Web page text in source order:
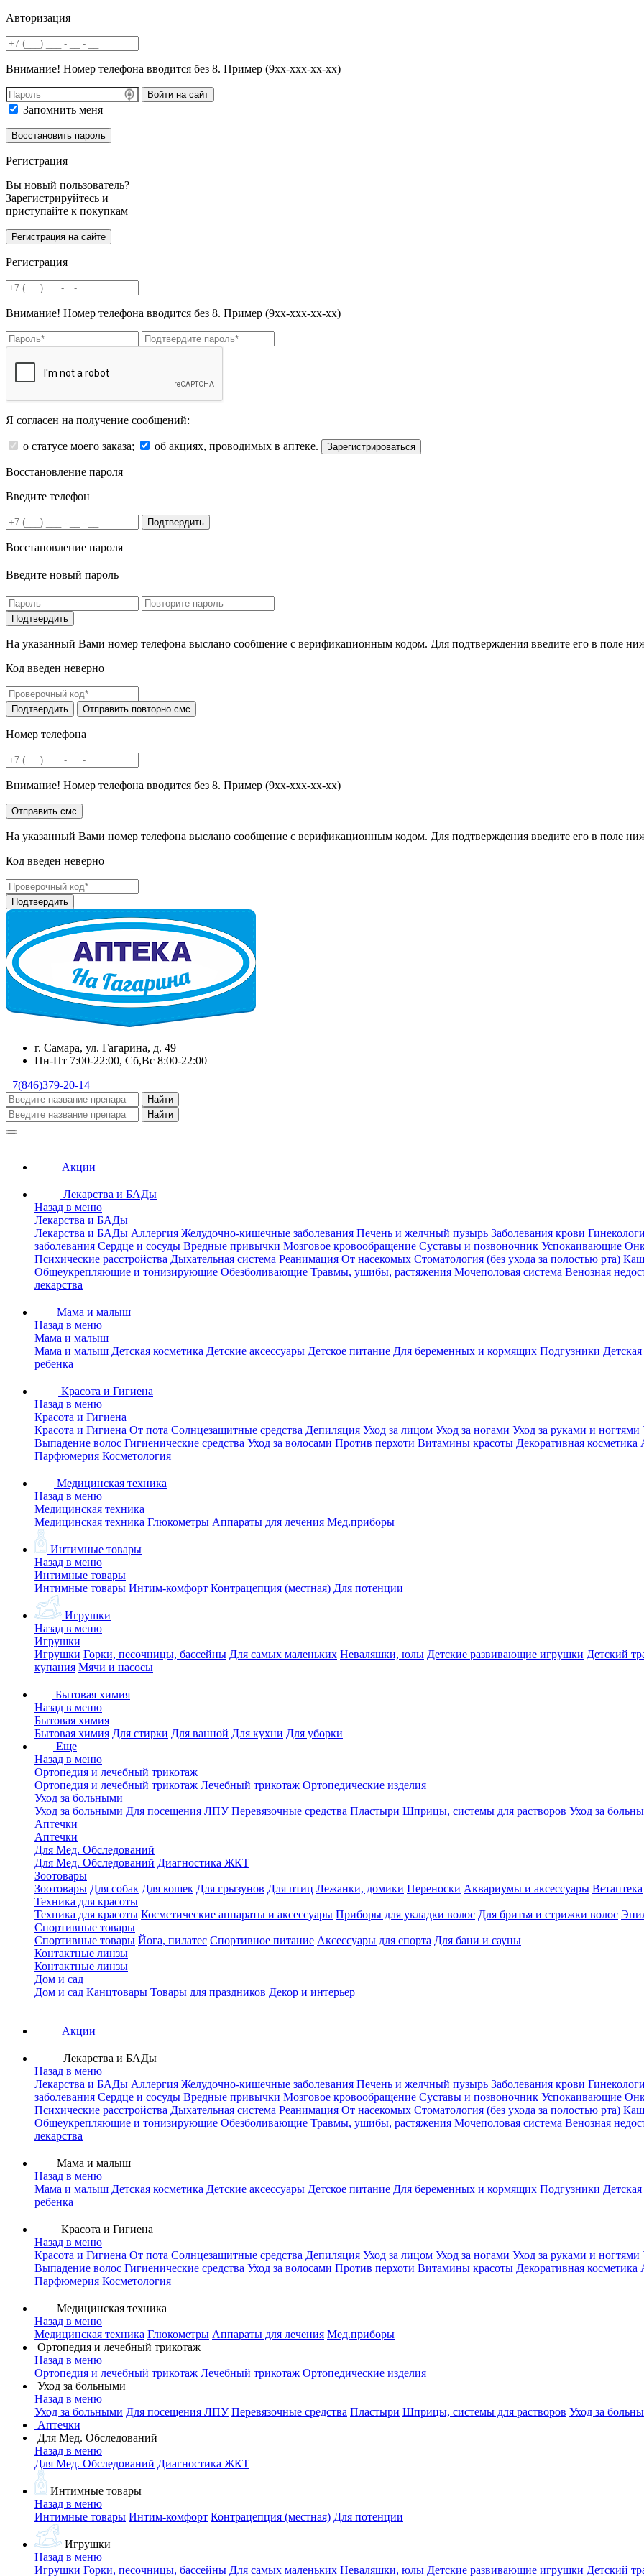
Авторизация
Внимание! Номер телефона вводится без 8. Пример (9хх-ххх-хх-хх)
Войти на сайт
Запомнить меня
Регистрация
Вы новый пользователь?
Зарегистрируйтесь и
приступайте к покупкам
Регистрация
Внимание! Номер телефона вводится без 8. Пример (9хх-ххх-хх-хх)
Я согласен на получение сообщений:
о статусе моего заказа; об акциях, проводимых в аптеке. Зарегистрироваться
Восстановление пароля
Введите телефон
Подтвердить
Восстановление пароля
Введите новый пароль
На указанный Вами номер телефона выслано сообщение с верификационным кодом. Для подтверждения введите его в поле
Код введен неверно
Номер телефона
Внимание! Номер телефона вводится без 8. Пример (9хх-ххх-хх-хх)
На указанный Вами номер телефона выслано сообщение с верификационным кодом. Для подтверждения введите его в поле
Код введен неверно
г. Самара, ул. Гагарина, д. 49
Пн-Пт 7:00-22:00, Сб,Вс 8:00-22:00
+7(846)379-20-14
Найти
Найти
Акции
Лекарства и БАДы
Назад в меню
Лекарства и БАДы
Лекарства и БАДы Аллергия Желудочно-кишечные заболевания Печень и желчный пузырь Заболевания крови
заболевания Сердце и сосуды Вредные привычки Мозговое кровообращение Суставы и позвоночник Успокаивающие
Психические расстройства Дыхательная система Реанимация От насекомых Стоматология (без ухода за полостью рта)
Общеукрепляющие и тонизирующие Обезболивающие Травмы, ушибы, растяжения Мочеполовая система Венозная
лекарства
Мама и малыш
Назад в меню
Мама и малыш
Мама и малыш Детская косметика Детские аксессуары Детское питание Для беременных и кормящих Подгузники
ребенка
Красота и Гигиена
Назад в меню
Красота и Гигиена
Красота и Гигиена От пота Солнцезащитные средства Депиляция Уход за лицом Уход за ногами Уход за руками и ногтями
Выпадение волос Гигиенические средства Уход за волосами Против перхоти Витамины красоты Декоративная косметика
Парфюмерия Косметология
Медицинская техника
Назад в меню
Медицинская техника
Медицинская техника Глюкометры Аппараты для лечения Мед.приборы
Интимные товары
Назад в меню
Интимные товары
Интимные товары Интим-комфорт Контрацепция (местная) Для потенции
Игрушки
Назад в меню
Игрушки
Игрушки Горки, песочницы, бассейны Для самых маленьких Неваляшки, юлы Детские развивающие игрушки Детский
купания Мячи и насосы
Бытовая химия
Назад в меню
Бытовая химия
Бытовая химия Для стирки Для ванной Для кухни Для уборки
Еще
Назад в меню
Ортопедия и лечебный трикотаж
Ортопедия и лечебный трикотаж Лечебный трикотаж Ортопедические изделия
Уход за больными
Уход за больными Для посещения ЛПУ Перевязочные средства Пластыри Шприцы, системы для растворов Уход за
Аптечки
Аптечки
Для Мед. Обследований
Для Мед. Обследований Диагностика ЖКТ
Зоотовары
Зоотовары Для собак Для кошек Для грызунов Для птиц Лежанки, домики Переноски Аквариумы и аксессуары Ветаптека
Техника для красоты
Техника для красоты Косметические аппараты и аксессуары Приборы для укладки волос Для бритья и стрижки волос
Спортивные товары
Спортивные товары Йога, пилатес Спортивное питание Аксессуары для спорта Для бани и сауны
Контактные линзы
Контактные линзы
Дом и сад
Дом и сад Канцтовары Товары для праздников Декор и интерьер
Акции
Лекарства и БАДы
Назад в меню
Лекарства и БАДы Аллергия Желудочно-кишечные заболевания Печень и желчный пузырь Заболевания крови
заболевания Сердце и сосуды Вредные привычки Мозговое кровообращение Суставы и позвоночник Успокаивающие
Психические расстройства Дыхательная система Реанимация От насекомых Стоматология (без ухода за полостью рта)
Общеукрепляющие и тонизирующие Обезболивающие Травмы, ушибы, растяжения Мочеполовая система Венозная
лекарства
Мама и малыш
Назад в меню
Мама и малыш Детская косметика Детские аксессуары Детское питание Для беременных и кормящих Подгузники
ребенка
Красота и Гигиена
Назад в меню
Красота и Гигиена От пота Солнцезащитные средства Депиляция Уход за лицом Уход за ногами Уход за руками и ногтями
Выпадение волос Гигиенические средства Уход за волосами Против перхоти Витамины красоты Декоративная косметика
Парфюмерия Косметология
Медицинская техника
Назад в меню
Медицинская техника Глюкометры Аппараты для лечения Мед.приборы
Ортопедия и лечебный трикотаж
Назад в меню
Ортопедия и лечебный трикотаж Лечебный трикотаж Ортопедические изделия
Уход за больными
Назад в меню
Уход за больными Для посещения ЛПУ Перевязочные средства Пластыри Шприцы, системы для растворов Уход за
Аптечки
Для Мед. Обследований
Назад в меню
Для Мед. Обследований Диагностика ЖКТ
Интимные товары
Назад в меню
Интимные товары Интим-комфорт Контрацепция (местная) Для потенции
Игрушки
Назад в меню
Игрушки Горки, песочницы, бассейны Для самых маленьких Неваляшки, юлы Детские развивающие игрушки Детский